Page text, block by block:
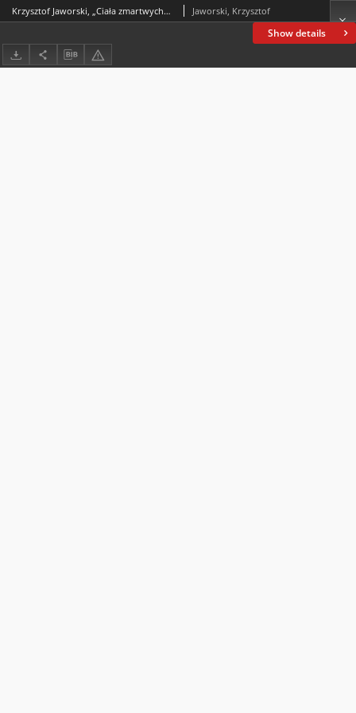
Show details
Krzysztof Jaworski, „Ciała zmartwychwstanie” – o zapomnianym „studium metapsychicznym” Marii Horskiej-Szpyrkówny (1893–1977) Jaworski, Krzysztof